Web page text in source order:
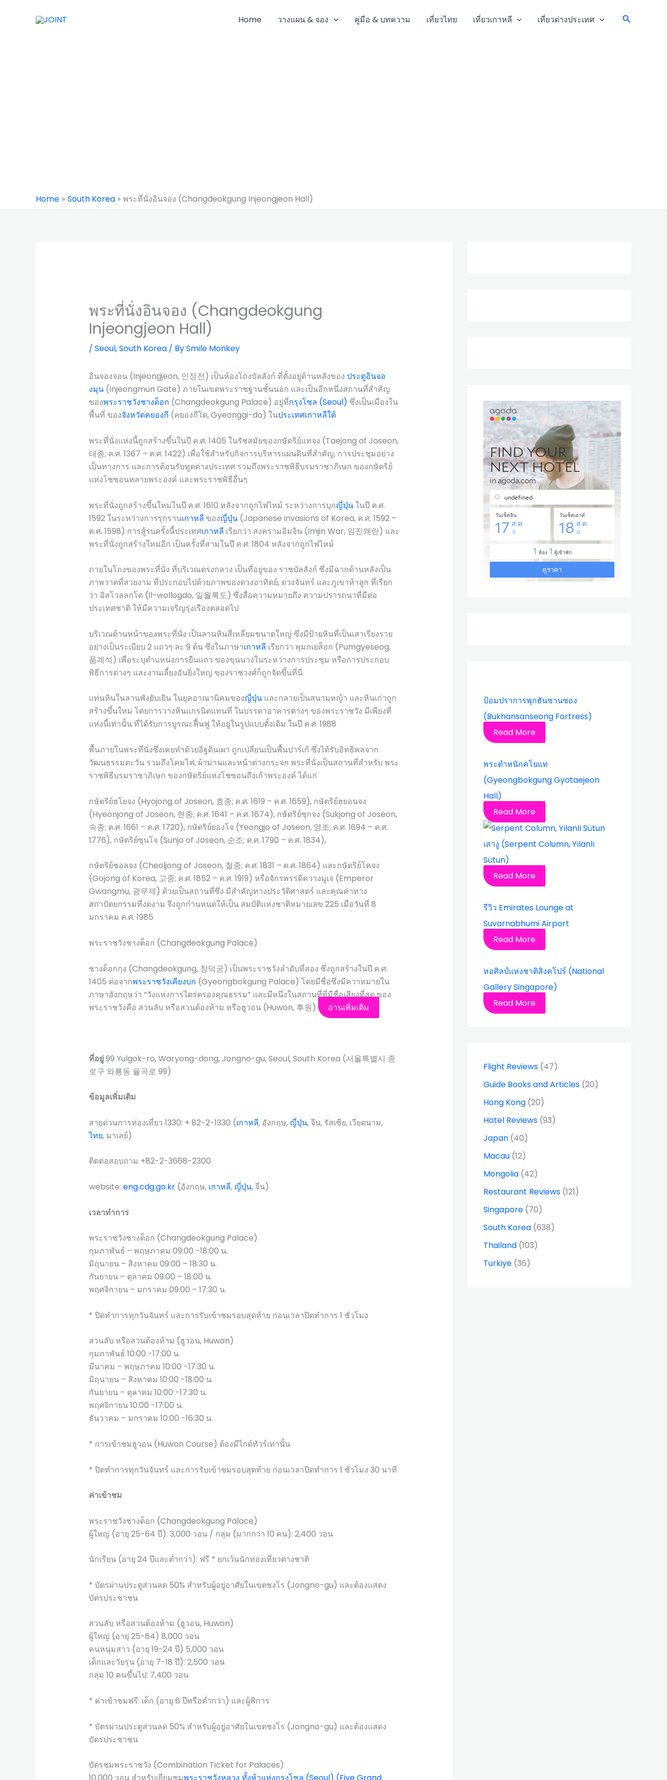
Home วางแผน & จอง คู่มือ & บทความ เที่ยวไทย เที่ยวเกาหลี เที่ยวต่างประเทศ Search
Home South Korea พระที่นั่งอินจอง (Changdeokgung Injeongjeon Hall)
พระที่นั่งอินจอง (Changdeokgung
Injeongjeon Hall)
/ Seoul,South Korea/ BySmile Monkey
อินจองจอน (Injeongjeon, 인정전) เป็นห้องโถงบัลลังก์ ที่ตั้งอยู่ด้านหลังของ ประตูอินจอ
งมุน(Injeongmun Gate) ภายในเขตพระราชฐานชั้นนอก และเป็นอีกหนึ่งสถานที่สำคัญ
ของพระราชวังชางด็อก (Changdeokgung Palace) อยู่ที่กรุงโซล (Seoul) ซึ่งเป็นเมืองใน
พื้นที่ ของจังหวัดคยองกี (คยองกีโด, Gyeonggi-do) ในประเทศเกาหลีใต้
พระที่นั่งแห่งนี้ถูกสร้างขึ้นในปี ค.ศ. 1405 ในรัชสมัยของกษัตริย์แทจง (Taejong of Joseon,
태종; ค.ศ. 1367 – ค.ศ. 1422) เพื่อใช้สำหรับกิจการบริหารแผ่นดินที่สำคัญ, การประชุมอย่าง
เป็นทางการ และการต้อนรับทูตต่างประเทศ รวมถึงพระราชพิธีบรมราชาภิเษก ของกษัตริย์
แห่งโชซอนหลายพระองค์ และพระราชพิธีอื่นๆ
พระที่นั่งถูกสร้างขึ้นใหม่ในปี ค.ศ. 1610 หลังจากถูกไฟไหม้ ระหว่างการบุกญี่ปุ่นในปี ค.ศ.
1592 ในระหว่างการรุกรานเกาหลี ของญี่ปุ่น(Japanese invasions of Korea, ค.ศ. 1592 –
ค.ศ. 1598) การสู้รบครั้งนี้ประเทศเกาหลี เรียกว่า สงครามอิมจิน (Imjin War, 임진왜란) และ
พระที่นั่งถูกสร้างใหม่อีก เป็นครั้งที่สามในปี ค.ศ. 1804 หลังจากถูกไฟไหม้
ภายในโถงของพระที่นั่ง ที่บริเวณตรงกลาง เป็นที่อยู่ของ ราชบัลลังก์ ซึ่งมีฉากด้านหลังเป็น
ภาพวาดที่สวยงาม ที่ประกอบไปด้วยภาพของดวงอาทิตย์, ดวงจันทร์ และภูเขาห้าลูก ที่เรียก
ว่า อิลโวลลกโด (Il-wollogdo, 일월록도) ซึ่งสื่อความหมายถึง ความปรารถนาที่มีต่อ
ประเทศชาติ ให้มีความเจริญรุ่งเรืองตลอดไป
บริเวณด้านหน้าของพระที่นั่ง เป็นลานหินสี่เหลี่ยมขนาดใหญ่ ซึ่งมีป้ายหินที่เป็นเสาเรียงราย
อย่างเป็นระเบียบ 2 แถวๆ ละ 9 ต้น ซึ่งในภาษาเกาหลี เรียกว่า พุมกเยส็อก (Pumgyeseog,
품계석) เพื่อระบุตำแหน่งการยืนแถว ของขุนนางในระหว่างการประชุม หรือการประกอบ
พิธีการต่างๆ และงานเลี้ยงอันยิ่งใหญ่ ของราชวงศ์ก็ถูกจัดขึ้นที่นี่
แท่นหินในลานพังยับเยิน ในยุคอาณานิคมของญี่ปุ่นและกลายเป็นสนามหญ้า และหินเก่าถูก
สร้างขึ้นใหม่ โดยการวางหินแกรนิตแทนที่ ในบรรดาอาคารต่างๆ ของพระราชวัง มีเพียงที่
แห่งนี้เท่านั้น ที่ได้รับการบูรณะฟื้นฟู ให้อยู่ในรูปแบบดั้งเดิม ในปี ค.ศ. 1988
พื้นภายในพระที่นั่งซึ่งเคยทำด้วยอิฐดินเผา ถูกเปลี่ยนเป็นพื้นปาร์เก้ ซึ่งได้รับอิทธิพลจาก
วัฒนธรรมตะวัน รวมถึงโคมไฟ, ผ้าม่านและหน้าต่างกระจก พระที่นั่งเป็นสถานที่สำหรับ พระ
ราชพิธีบรมราชาภิเษก ของกษัตริย์แห่งโชซอนถึงเก้าพระองค์ ได้แก่
กษัตริย์ฮโยจง (Hyojong of Joseon, 효종; ค.ศ. 1619 – ค.ศ. 1659), กษัตริย์ฮยอนจง
(Hyeonjong of Joseon, 현종; ค.ศ. 1641 – ค.ศ. 1674), กษัตริย์ซุกจง (Sukjong of Joseon,
숙종; ค.ศ. 1661 – ค.ศ. 1720), กษัตริย์ยองโจ (Yeongjo of Joseon, 영조; ค.ศ. 1694 – ค.ศ.
1776), กษัตริย์ซุนโจ (Sunjo of Joseon, 순조; ค.ศ. 1790 – ค.ศ. 1834),
กษัตริย์ชอลจง (Cheoljong of Joseon, 철종; ค.ศ. 1831 – ค.ศ. 1864) และกษัตริย์โคจง
(Gojong of Korea, 고종; ค.ศ. 1852 – ค.ศ. 1919) หรือจักรพรรดิควางมูเจ (Emperor
Gwangmu, 광무제) ด้วยเป็นสถานที่ซึ่ง มีสำคัญทางประวัติศาสตร์ และคุณค่าทาง
สถาปัตยกรรมที่งดงาม จึงถูกกำนหนดให้เป็น สมบัติแห่งชาติหมายเลข 225 เมื่อวันที่ 8
มกราคม ค.ศ. 1985
พระราชวังชางด็อก (Changdeokgung Palace)
ชางด็อกกุง (Changdeokgung, 창덕궁) เป็นพระราชวังลำดับที่สอง ซึ่งถูกสร้างในปี ค.ศ.
1405 ต่อจากพระราชวังเคียงบก (Gyeongbokgung Palace) โดยมีชื่อซึ่งมีควาหมายใน
ภาษาอังกฤษว่า “วังแห่งการไตร่ตรองคุณธรรม” และมีหนึ่งในสถานที่ที่มีชื่อเสียงที่สุด ของ
พระราชวังคือ สวนลับ หรือสวนต้องห้าม หรือฮูวอน (Huwon, 후원)
อ่านเพิ่มเติม
ที่อยู่99 Yulgok-ro, Waryong-dong, Jongno-gu, Seoul, South Korea (서울특별시 종
로구 와룡동 율곡로 99)
ข้อมูลเพิ่มเติม
สายด่วนการท่องเที่ยว 1330: + 82-2-1330 (เกาหลี, อังกฤษ,ญี่ปุ่น, จีน, รัสเซีย, เวียดนาม,
ไทย, มาเลย์)
ติดต่อสอบถาม +82-2-3668-2300
website: eng.cdg.go.kr(อังกฤษ, เกาหลี,ญี่ปุ่น, จีน)
เวลาทำการ
พระราชวังชางด็อก (Changdeokgung Palace)
กุมภาพันธ์ – พฤษภาคม 09:00 -18:00 น.
มิถุนายน – สิงหาคม 09:00 – 18:30 น.
กันยายน – ตุลาคม 09:00 – 18:00 น.
พฤศจิกายน – มกราคม 09:00 – 17:30 น.
* ปิดทำการทุกวันจันทร์ และการรับเข้าชมรอบสุดท้าย ก่อนเวลาปิดทำการ 1 ชั่วโมง
สวนลับ หรือสวนต้องห้าม (ฮูวอน, Huwon)
กุมภาพันธ์ 10:00 -17:00 น.
มีนาคม – พฤษภาคม 10:00 -17:30 น.
มิถุนายน – สิงหาคม 10:00 -18:00 น.
กันยายน – ตุลาคม 10:00 -17:30 น.
พฤศจิกายน 10:00 -17:00 น.
ธันวาคม – มกราคม 10:00 -16:30 น.
* การเข้าชมฮูวอน (Huwon Course) ต้องมีไกด์ทัวร์เท่านั้น
* ปิดทำการทุกวันจันทร์ และการรับเข้าชมรอบสุดท้าย ก่อนเวลาปิดทำการ 1 ชั่วโมง 30 นาที
ค่าเข้าชม
พระราชวังชางด็อก (Changdeokgung Palace)
ผู้ใหญ่ (อายุ 25-64 ปี): 3,000 วอน / กลุ่ม (มากกว่า 10 คน): 2,400 วอน
นักเรียน (อายุ 24 ปีและต่ำกว่า): ฟรี * ยกเว้นนักท่องเที่ยวต่างชาติ
* บัตรผ่านประตูส่วนลด 50% สำหรับผู้อยู่อาศัยในเขตชงโร (Jongno-gu) และต้องแสดง
บัตรประชาชน
สวนลับ หรือสวนต้องห้าม (ฮูวอน, Huwon)
ผู้ใหญ่ (อายุ 25-64) 8,000 วอน
คนหนุ่มสาว (อายุ 19-24 ปี) 5,000 วอน
เด็กและวัยรุ่น (อายุ 7-18 ปี): 2,500 วอน
กลุ่ม 10 คนขึ้นไป: 7,400 วอน
* ค่าเข้าชมฟรี: เด็ก (อายุ 6 ปีหรือต่ำกว่า) และผู้พิการ
* บัตรผ่านประตูส่วนลด 50% สำหรับผู้อยู่อาศัยในเขตชงโร (Jongno-gu) และต้องแสดง
บัตรประชาชน
บัตรชมพระราชวัง (Combination Ticket for Palaces)
ป้อมปราการพุกฮันซานซอง
(Bukhansanseong Fortress)
Read More
พระตำหนักคโยแท
(Gyeongbokgung Gyotaejeon
Hall)
Read More
เสางู (Serpent Column, Yılanlı
Sütun)
Read More
รีวิว Emirates Lounge at
Suvarnabhumi Airport
Read More
หอศิลป์แห่งชาติสิงคโปร์ (National
Gallery Singapore)
Read More
Flight Reviews (47)
Guide Books and Articles (20)
Hong Kong (20)
Hotel Reviews (93)
Japan (40)
Macau (12)
Mongolia (42)
Restaurant Reviews (121)
Singapore (70)
South Korea (638)
Thailand (103)
Turkiye (36)